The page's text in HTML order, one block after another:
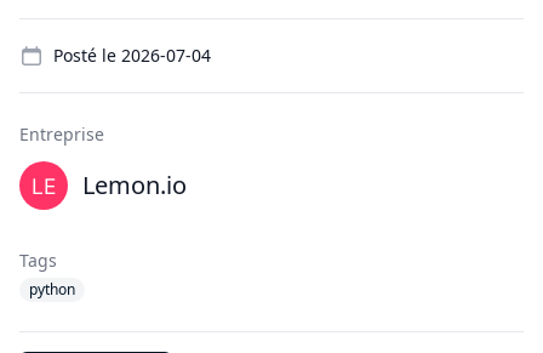
Posté le 2026-07-04
Entreprise
Lemon.io
Tags
python